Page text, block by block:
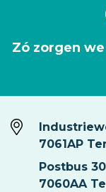
Zó zorgen
7061AP
Postbus 30
7060AA